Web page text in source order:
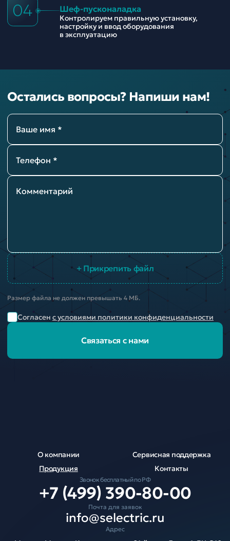
04 Шеф-пусконаладка
Контролируем правильную установку,
настройку и ввод оборудования
в эксплуатацию
Остались вопросы? Напиши нам!
Ваше имя *
Телефон *
Комментарий
+ Прикрепить файл
Размер файла не должен превышать 4 МБ.
Согласен с условиями политики конфиденциальности
Связаться с нами
О компании
Продукция
Сервисная поддержка
Контакты
Звонок бесплатный по РФ
+7 (499) 390-80-00
Почта для заявок
info@selectric.ru
Адрес